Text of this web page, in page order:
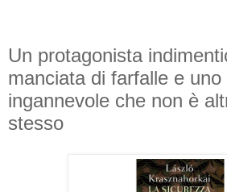
Un protagonista
manciata di farfalle e
ingannevole che non è
stesso